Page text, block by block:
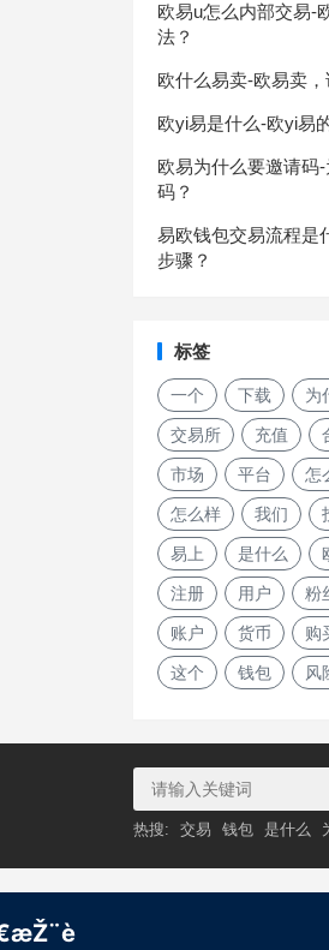
欧易u怎么内部交易-
法？
欧什么易卖-欧易卖，
欧yi易是什么-欧yi易
欧易为什么要邀请码
码？
易欧钱包交易流程是
步骤？
标签
一个 下载 为
交易所 充值
市场 平台 怎
怎么样 我们
易上 是什么
注册 用户 粉
账户 货币 购
这个 钱包 风
热搜: 交易 钱包 是什么